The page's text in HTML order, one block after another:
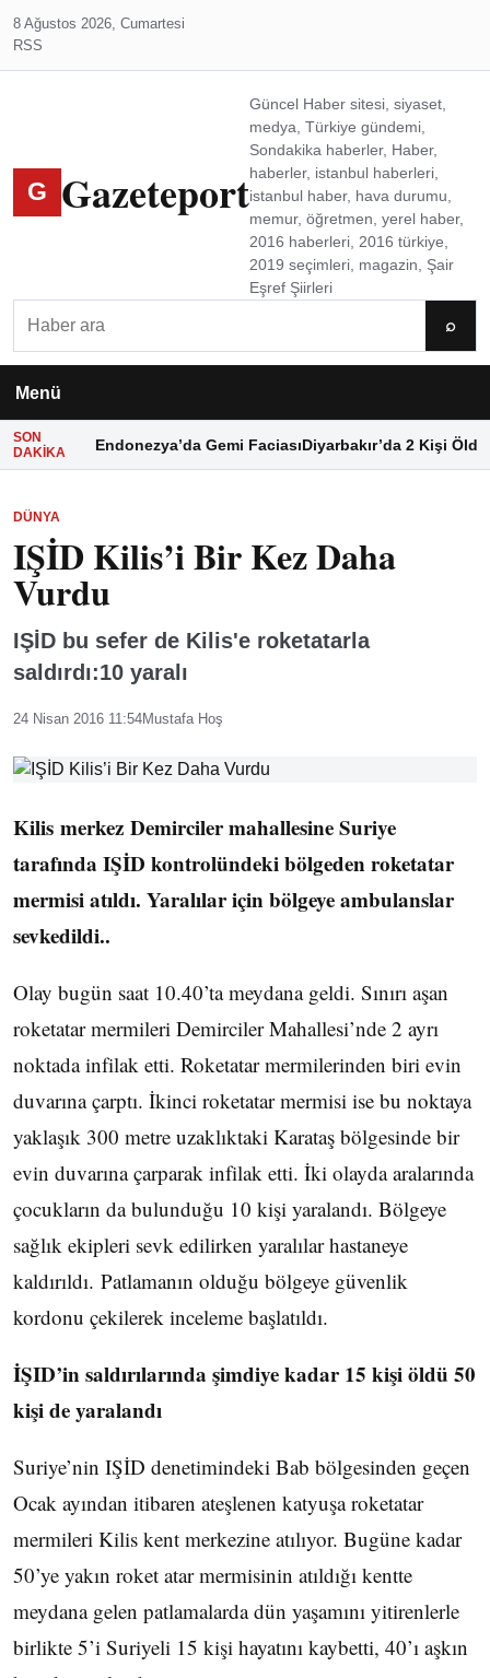
8 Ağustos 2026, Cumartesi
RSS
G Gazeteport
Güncel Haber sitesi, siyaset,
medya, Türkiye gündemi,
Sondakika haberler, Haber,
haberler, istanbul haberleri,
istanbul haber, hava durumu,
memur, öğretmen, yerel haber,
2016 haberleri, 2016 türkiye,
2019 seçimleri, magazin, Şair
Eşref Şiirleri
⌕
Menü
SON
DAKIKA
Endonezya’da Gemi FaciasıDiyarbakır’da 2 Kişi Öldü
DÜNYA
IŞİD Kilis’i Bir Kez Daha
Vurdu
IŞİD bu sefer de Kilis'e roketatarla
saldırdı:10 yaralı
24 Nisan 2016 11:54Mustafa Hoş
Kilis merkez Demirciler mahallesine Suriye
tarafında IŞİD kontrolündeki bölgeden roketatar
mermisi atıldı. Yaralılar için bölgeye ambulanslar
sevkedildi..
Olay bugün saat 10.40’ta meydana geldi. Sınırı aşan
roketatar mermileri Demirciler Mahallesi’nde 2 ayrı
noktada infilak etti. Roketatar mermilerinden biri evin
duvarına çarptı. İkinci roketatar mermisi ise bu noktaya
yaklaşık 300 metre uzaklıktaki Karataş bölgesinde bir
evin duvarına çarparak infilak etti. İki olayda aralarında
çocukların da bulunduğu 10 kişi yaralandı. Bölgeye
sağlık ekipleri sevk edilirken yaralılar hastaneye
kaldırıldı. Patlamanın olduğu bölgeye güvenlik
kordonu çekilerek inceleme başlatıldı.
İŞID’in saldırılarında şimdiye kadar 15 kişi öldü 50
kişi de yaralandı
Suriye’nin IŞİD denetimindeki Bab bölgesinden geçen
Ocak ayından itibaren ateşlenen katyuşa roketatar
mermileri Kilis kent merkezine atılıyor. Bugüne kadar
50’ye yakın roket atar mermisinin atıldığı kentte
meydana gelen patlamalarda dün yaşamını yitirenlerle
birlikte 5’i Suriyeli 15 kişi hayatını kaybetti, 40’ı aşkın